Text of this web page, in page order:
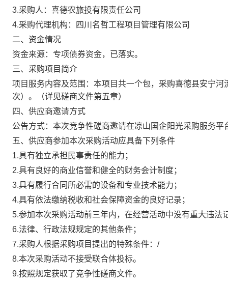
3.采购人：喜德农旅投有限责任公司
4.采购代理机构：四川名哲工程项目管理有限公司
二、资金情况
资金来源： 专项债券资金，已落实。
三、 采购项目简介
项目服务内容及范围：本项目共一个包，采购喜德县安宁河
次） 。
（详见磋商文件第五章）
四、供应商邀请方式
公告方式：本次竞争性磋商邀请在凉山国企阳光采购服务平
五、供应商参加本次采购活动应具备下列条件
1.具有独立承担民事责任的能力；
2.具有良好的商业信誉和健全的财务会计制度；
3.具有履行合同所必需的设备和专业技术能力；
4.具有依法缴纳税收和社会保障资金的良好记录；
5.参加本次采购活动前三年内，在经营活动中没有重大违法
6.法律、行政法规规定的其他条件；
7.采购人根据采购项目提出的特殊条件： /
8.本次采购活动不接受联合体投标。
9.按照规定获取了竞争性磋商文件。